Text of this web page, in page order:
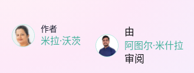
作者
米拉·沃茨
由
阿图尔·米什拉
审阅